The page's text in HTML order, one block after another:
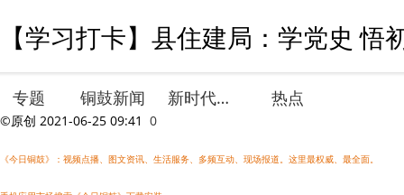
【学习打卡】县住建局：学党史 悟
专题 铜鼓新闻 新时代文明实践 热点
©原创 2021-06-25 09:41 0
《今日铜鼓》：视频点播、图文资讯、生活服务、多频互动、现场报道。这里最权威、最全面。